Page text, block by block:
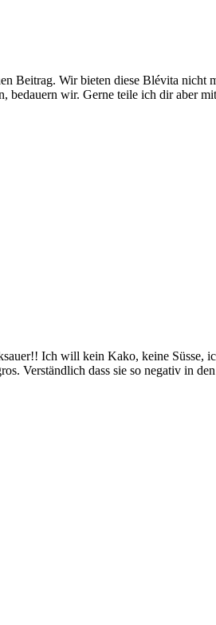
Beitrag. Wir bieten diese Blévita nicht
bedauern wir. Gerne teile ich dir aber
Ich will kein Kako, keine Süsse,
Verständlich dass sie so negativ in